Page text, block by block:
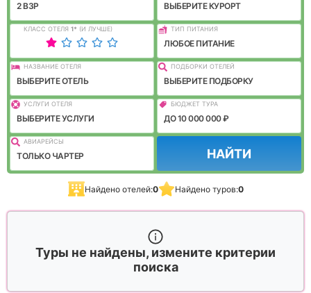
2 ВЗР ВЫБЕРИТЕ КУРОРТ
КЛАСС ОТЕЛЯ 1* (И ЛУЧШЕ) ТИП ПИТАНИЯ
ЛЮБОЕ ПИТАНИЕ
НАЗВАНИЕ ОТЕЛЯ
ВЫБЕРИТЕ ОТЕЛЬ
ПОДБОРКИ ОТЕЛЕЙ
ВЫБЕРИТЕ ПОДБОРКУ
УСЛУГИ ОТЕЛЯ
ВЫБЕРИТЕ УСЛУГИ
БЮДЖЕТ ТУРА
ДО 10 000 000 ₽
АВИАРЕЙСЫ
ТОЛЬКО ЧАРТЕР НАЙТИ
Найдено отелей:0 Найдено туров:0
Туры не найдены, измените критерии
поиска